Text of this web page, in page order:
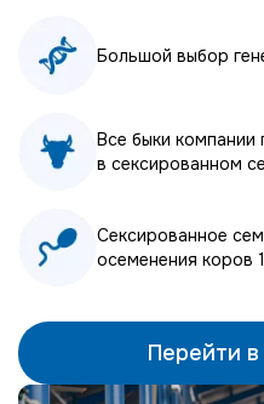
Большой выбор
Все быки компании
в сексированном
Сексированное
осеменения коров
Перейти в